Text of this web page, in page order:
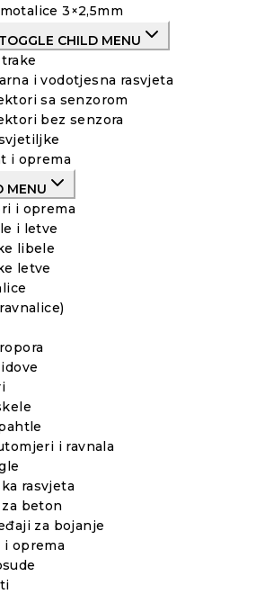
3×2,5mm
TOGGLE CHILD MENU
i vodotjesna rasvjeta
sa senzorom
bez senzora
i oprema
MENU
i oprema
i letve
libele
letve
i ravnala
rasvjeta
beton
za bojanje
i oprema